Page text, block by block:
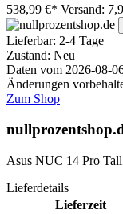
538,99 €* Versand:
Lieferbar: 2-4 Tage
Zustand: Neu
Daten vom 2026-08-
Änderungen
Zum Shop
Asus NUC 14 Pro
Lieferdetails
Lieferzeit